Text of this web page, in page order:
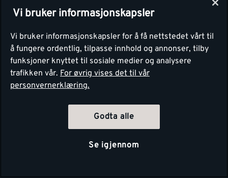
Montér
Vi bruker informasjonskapsler
Vi bruker informasjonskapsler for å få nettstedet vårt til
å fungere ordentlig, tilpasse innhold og annonser, tilby
funksjoner knyttet til sosiale medier og analysere
trafikken vår. For øvrig vises det til vår
personvernerklæring.
Godta alle
Se igjennom